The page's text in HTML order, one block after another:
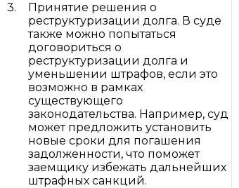
Принятие решения о
реструктуризации долга. В суде
также можно попытаться
договориться о
реструктуризации долга и
уменьшении штрафов, если это
возможно в рамках
существующего
законодательства. Например, суд
может предложить установить
новые сроки для погашения
задолженности, что поможет
заемщику избежать дальнейших
штрафных санкций.